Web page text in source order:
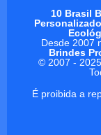
10 Brasil
Desde 2007
Brindes
© 2007 -
É proibida a